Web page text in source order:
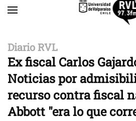
Diario RVL
Ex fiscal Carlos
Noticias por
recurso contra fiscal
Abbott "era lo que